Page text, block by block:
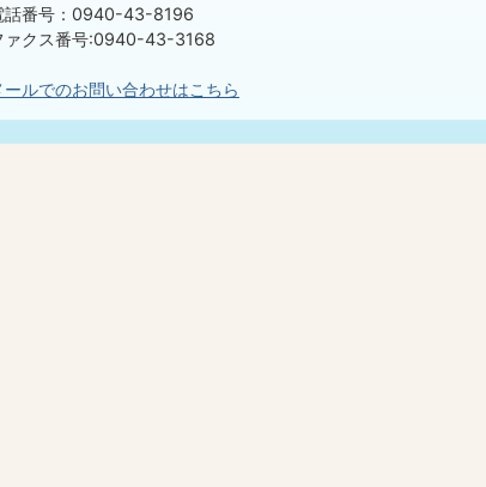
話番号：0940-43-8196
ァクス番号:0940-43-3168
ールでのお問い合わせはこちら